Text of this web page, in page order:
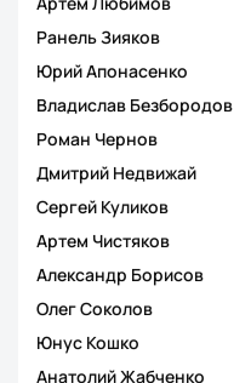
Ранель Зияков
Юрий Апонасенко
Владислав Безбородов
Роман Чернов
Дмитрий Недвижай
Сергей Куликов
Артем Чистяков
Александр Борисов
Олег Соколов
Юнус Кошко
Анатолий Жабченко